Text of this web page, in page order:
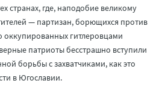
странах, где, наподобие великому
— партизан, борющихся против
оккупированных гитлеровцами
патриоты бесстрашно вступили
борьбы с захватчиками, как это
в Югославии.